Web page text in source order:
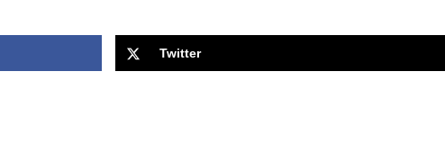
Twitter